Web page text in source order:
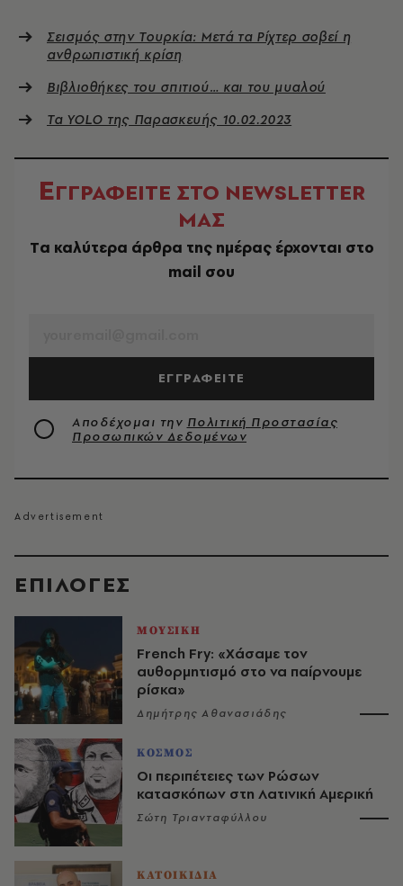
EΠΙΛΟΓΈΣ
ΜΟΥΣΙΚΗ
French Fry: «Χάσαμε τον
αυθορμητισμό στο να παίρνουμε
ρίσκα»
Δημήτρης Αθανασιάδης
ΚΟΣΜΟΣ
Οι περιπέτειες των Ρώσων
κατασκόπων στη Λατινική Αμερική
Σώτη Τριανταφύλλου
ΚΑΤΟΙΚΙΔΙΑ
Σεισμός στην Τουρκία: Μετά τα Ρίχτερ σοβεί η
ανθρωπιστική κρίση
Βιβλιοθήκες του σπιτιού… και του μυαλού
Τα YOLO της Παρασκευής 10.02.2023
ΕΓΓΡΑΦΕΙΤΕ ΣΤΟ NEWSLETTER
ΜΑΣ
Tα καλύτερα άρθρα της ημέρας έρχονται στο
mail σου
ΕΓΓΡΑΦΕΙΤΕ
Αποδέχομαι την Πολιτική Προστασίας
Προσωπικών Δεδομένων